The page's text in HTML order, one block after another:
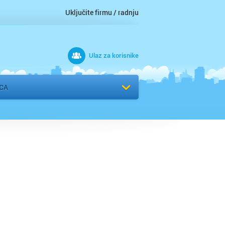
Uključite firmu / radnju
Ulaz za korisnike